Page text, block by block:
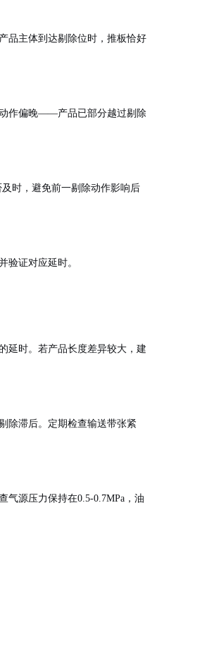
品主体到达剔除位时，推板恰好
动作偏晚——产品已部分越过剔除
时，避免前一剔除动作影响后
验证对应延时。
延时。若产品长度差异较大，建
除滞后。定期检查输送带张紧
气源压力保持在0.5-0.7MPa，油